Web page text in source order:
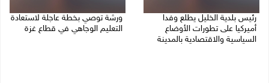
رئيس بلدية الخليل يطلع وفدا
أميركيا على تطورات الأوضاع
السياسية والاقتصادية بالمدينة
ورشة توصي بخطة عاجلة لاستعادة
التعليم الوجاهي في قطاع غزة